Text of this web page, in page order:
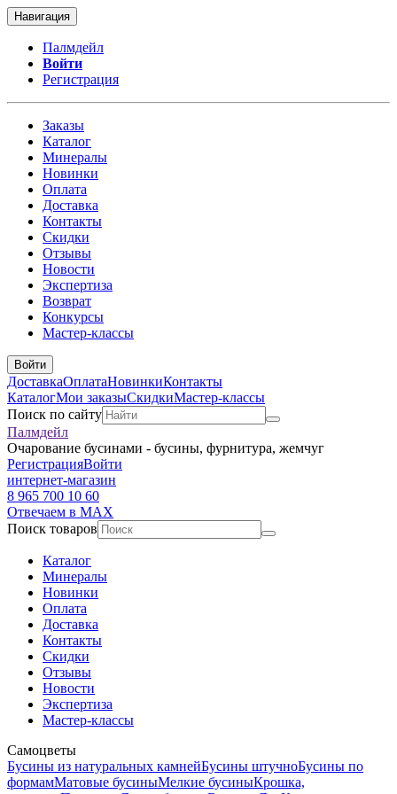
Навигация
Палмдейл
Войти
Регистрация
Заказы
Каталог
Минералы
Новинки
Оплата
Доставка
Контакты
Скидки
Отзывы
Новости
Экспертиза
Возврат
Конкурсы
Мастер-классы
Войти
ДоставкаОплатаНовинкиКонтакты
КаталогМои заказыСкидкиМастер-классы
Поиск по сайту
Палмдейл
Очарование бусинами - бусины, фурнитура, жемчуг
РегистрацияВойти
интернет-магазин
8 965 700 10 60
Отвечаем в MAX
Поиск товаров
Каталог
Минералы
Новинки
Оплата
Доставка
Контакты
Скидки
Отзывы
Новости
Экспертиза
Мастер-классы
Самоцветы
Бусины из натуральных камнейБусины штучноБусины по
формамМатовые бусиныМелкие бусиныКрошка,